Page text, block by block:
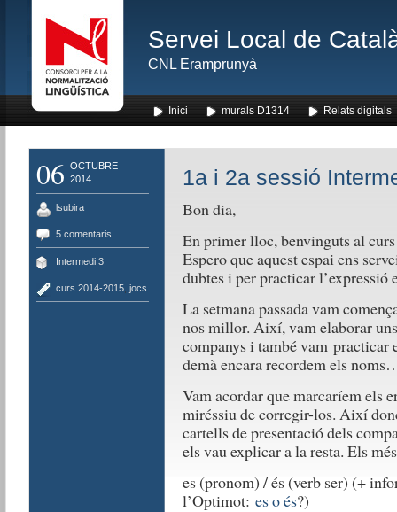
Servei Local de
CNL Eramprunyà
Inici murals D1314 Relats digitals
06 OCTUBRE
2014
lsubira
5 comentaris
Intermedi 3
curs 2014-2015, jocs
1a i 2a sessió
Bon dia,
En primer lloc, benvinguts al
Espero que aquest espai ens
dubtes i per practicar l’expressió
La setmana passada vam
nos millor. Així, vam elaborar
companys i també vam practicar
demà encara recordem els
Vam acordar que marcaríem els
miréssiu de corregir-los. Així
cartells de presentació dels
els vau explicar a la resta. Els
es (pronom) / és (verb ser) (+
l’Optimot: es o és?)